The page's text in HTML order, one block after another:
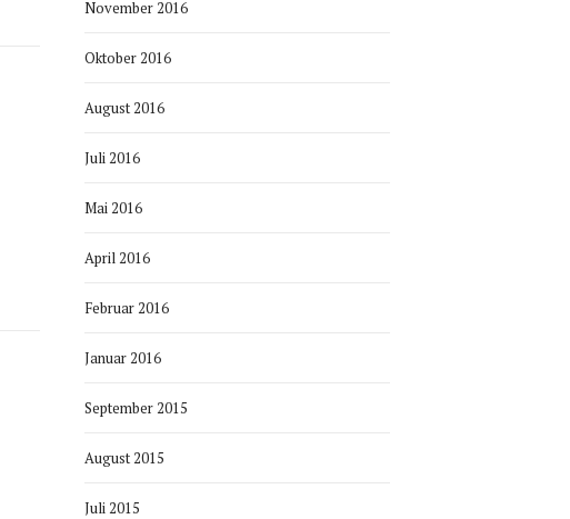
November 2016
Oktober 2016
August 2016
Juli 2016
Mai 2016
April 2016
Februar 2016
Januar 2016
September 2015
August 2015
Juli 2015